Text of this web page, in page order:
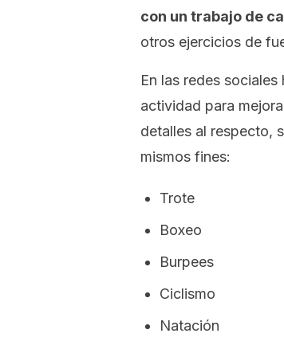
con un trabajo de
otros ejercicios de
En las redes
actividad para
detalles al respecto,
mismos fines:
Trote
Boxeo
Burpees
Ciclismo
Natación